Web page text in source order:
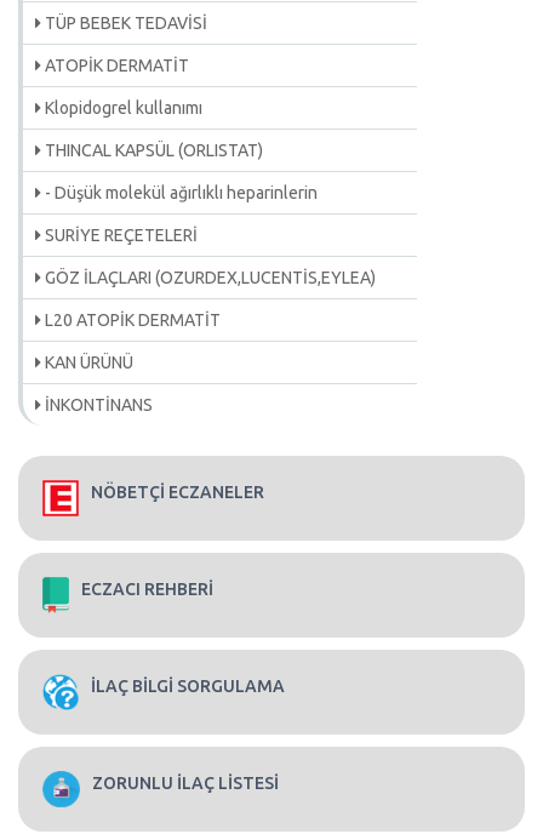
TÜP BEBEK TEDAVİSİ
ATOPİK DERMATİT
Klopidogrel kullanımı
THINCAL KAPSÜL (ORLISTAT)
- Düşük molekül ağırlıklı heparinlerin
SURİYE REÇETELERİ
GÖZ İLAÇLARI (OZURDEX,LUCENTİS,EYLEA)
L20 ATOPİK DERMATİT
KAN ÜRÜNÜ
İNKONTİNANS
NÖBETÇİ ECZANELER
ECZACI REHBERİ
İLAÇ BİLGİ SORGULAMA
ZORUNLU İLAÇ LİSTESİ